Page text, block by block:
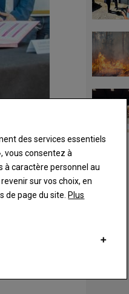
par
des services essentiels
vous consentez à
à caractère personnel au
sur vos choix, en
de page du site. Plus